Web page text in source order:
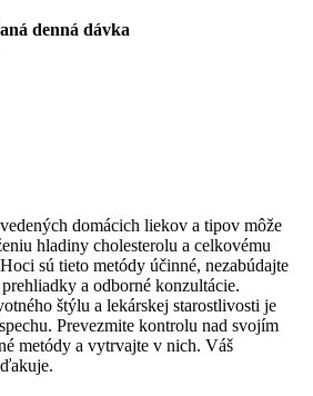
denná dávka
domácich liekov a tipov ‍môže
hladiny cholesterolu a celkovému
sú tieto metódy účinné, nezabúdajte
a ‌odborné konzultácie.
štýlu a lekárskej starostlivosti je
Prevezmite kontrolu nad svojím
metódy a vytrvajte v nich. Váš